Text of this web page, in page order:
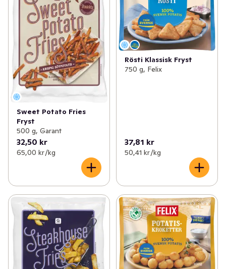
Sweet Potato Fries
Fryst
500 g, Garant
32,50 kr
65,00 kr /kg
Rösti Klassisk Fryst
750 g, Felix
37,81 kr
50,41 kr /kg